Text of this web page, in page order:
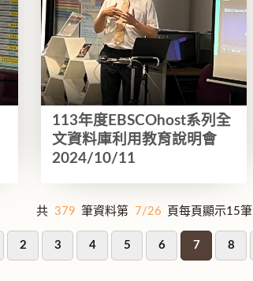
113年度EBSCOhost系列全
文資料庫利用教育說明會
2024/10/11
共 379 筆資料第 7/26 頁每頁顯示15筆
2 3 4 5 6 7 8